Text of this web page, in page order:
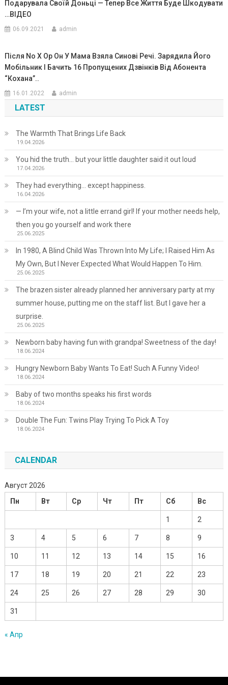
Подарувала Своїй Доньці — Тепер Все Життя Буде Шкодувати
…ВIДЕО
06.09.2021 admin
Після No X Oр Он У Мама Взяла Синові Речі. Зарядила Його
Мобільник І Бачить 16 Пропущених Дзвінків Від Абонента
“Кохана”..
16.01.2022 admin
LATEST
The Warmth That Brings Life Back
19.04.2026
You hid the truth… but your little daughter said it out loud
17.04.2026
They had everything… except happiness.
16.04.2026
— I’m your wife, not a little errand girl! If your mother needs help,
then you go yourself and work there
25.06.2025
In 1980, A Blind Child Was Thrown Into My Life; I Raised Him As
My Own, But I Never Expected What Would Happen To Him.
25.06.2025
The brazen sister already planned her anniversary party at my
summer house, putting me on the staff list. But I gave her a
surprise.
25.06.2025
Newborn baby having fun with grandpa! Sweetness of the day!
18.06.2024
Hungry Newborn Baby Wants To Eat! Such A Funny Video!
18.06.2024
Baby of two months speaks his first words
18.06.2024
Double The Fun: Twins Play Trying To Pick A Toy
18.06.2024
CALENDAR
Август 2026
Пн
Вт Ср Чт Пт Сб Вс
1 2
3 4 5 6 7 8 9
10 11 12 13 14 15 16
17 18 19 20 21 22 23
24 25 26 27 28 29 30
31
« Апр